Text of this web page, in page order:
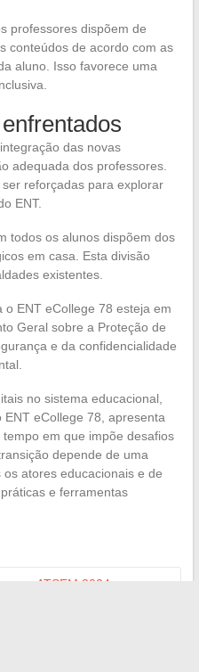
professores dispõem de
conteúdos de acordo com as
aluno. Isso favorece uma
das novas
adequada dos professores.
reforçadas para explorar
ENT.
todos os alunos dispõem dos
em casa. Esta divisão
existentes.
o ENT eCollege 78 esteja em
Geral sobre a Proteção de
e da confidencialidade
no sistema educacional,
eCollege 78, apresenta
em que impõe desafios
depende de uma
atores educacionais e de
e ferramentas
ATSEM 2024: os